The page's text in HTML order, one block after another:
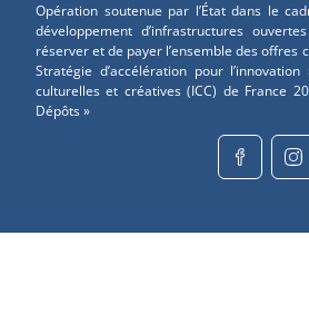
Opération soutenue par l’État dans le
développement d’infrastructures
réserver et de payer l’ensemble des offres
Stratégie d’accélération pour
culturelles et créatives (ICC) de France
Dépôts »